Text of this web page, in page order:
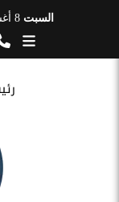
السبت 8 أغسطس 2026